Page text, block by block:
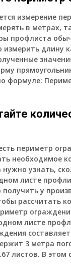
измерение
в метрах,
профлиста
измерить длину
формуле:
периметр
необходимое
узнать,
листе
у
рассчитать
листе
3 метра
листов. В